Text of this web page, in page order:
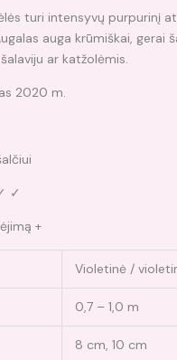
turi intensyvų purpurinį
auga krūmiškai, gerai
ar katžolėmis.
2020 m.
✓
+
Violetinė /
0,7 – 1,0 m
8 cm, 10 cm